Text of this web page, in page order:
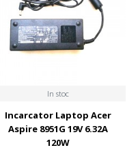
In stoc
Incarcator Laptop Acer
Aspire 8951G 19V 6.32A
120W